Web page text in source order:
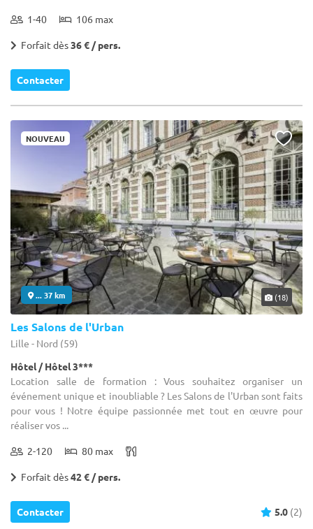
1-40 106 max
Forfait dès36 € / pers.
Contacter
NOUVEAU
... 37 km (18)
Les Salons de l'Urban
Lille - Nord (59)
Hôtel / Hôtel 3***
Location salle de formation : Vous souhaitez organiser un
événement unique et inoubliable ? Les Salons de l'Urban sont faits
pour vous ! Notre équipe passionnée met tout en œuvre pour
réaliser vos ...
2-120 80 max
Forfait dès42 € / pers.
Contacter 5.0 (2)